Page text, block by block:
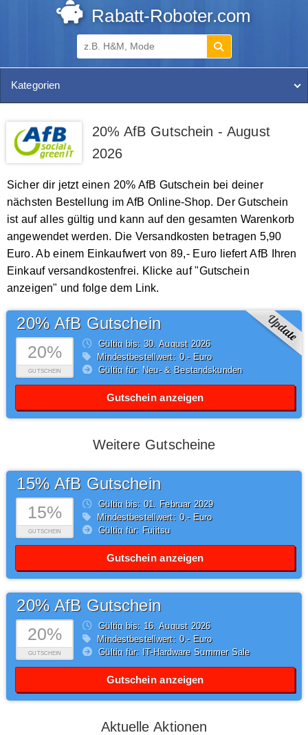
Rabatt-Roboter.com
Kategorien
20% AfB Gutschein - August
2026
Sicher dir jetzt einen 20% AfB Gutschein bei deiner
nächsten Bestellung im AfB Online-Shop. Der Gutschein
ist auf alles gültig und kann auf den gesamten Warenkorb
angewendet werden. Die Versandkosten betragen 5,90
Euro. Ab einem Einkaufwert von 89,- Euro liefert AfB Ihren
Einkauf versandkostenfrei. Klicke auf "Gutschein
anzeigen" und folge dem Link.
20%
GUTSCHEIN
20% AfB Gutschein
Gültig bis: 30.August2026
Mindestbestellwert: 0,- Euro
Gültig für: Neu- & Bestandskunden
Gutschein anzeigen
Weitere Gutscheine
15%
GUTSCHEIN
15% AfB Gutschein
Gültig bis: 01. Februar2029
Mindestbestellwert: 0,- Euro
Gültig für: Fujitsu
Gutschein anzeigen
20%
GUTSCHEIN
20% AfB Gutschein
Gültig bis: 16.August2026
Mindestbestellwert: 0,- Euro
Gültig für: IT-Hardware Summer Sale
Gutschein anzeigen
Aktuelle Aktionen